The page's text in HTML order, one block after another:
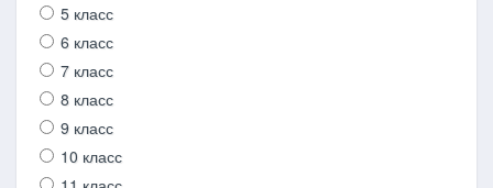
5 класс
6 класс
7 класс
8 класс
9 класс
10 класс